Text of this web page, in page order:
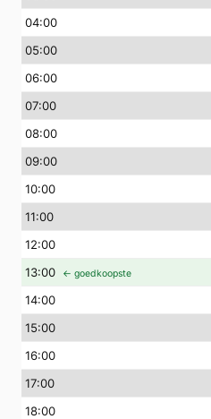
04:00
05:00
06:00
07:00
08:00
09:00
10:00
11:00
12:00
13:00 ← goedkoopste
14:00
15:00
16:00
17:00
18:00